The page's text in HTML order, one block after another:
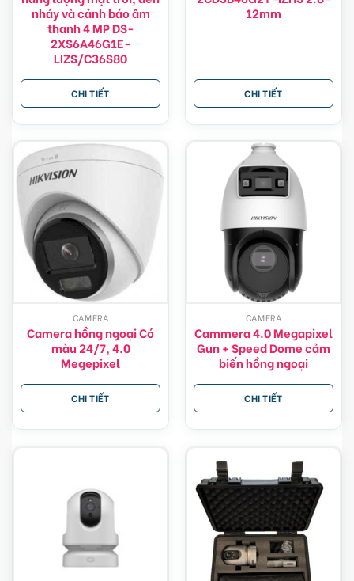
nháy và cảnh báo âm
thanh 4 MP DS-
2XS6A46G1E-
LIZS/C36S80
CHI TIẾT
12mm
CHI TIẾT
CAMERA
Camera hồng ngoại Có
màu 24/7, 4.0
Megepixel
CHI TIẾT
CAMERA
Cammera 4.0 Megapixel
Gun + Speed Dome cảm
biến hồng ngoại
CHI TIẾT